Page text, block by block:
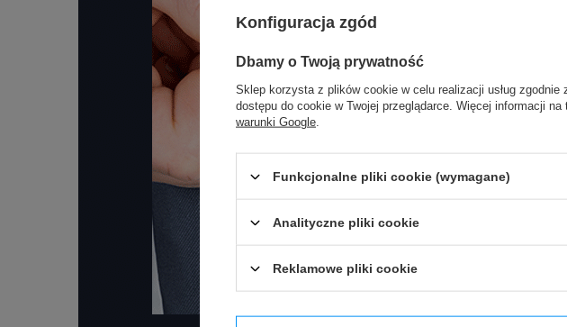
Konfiguracja zgód
Dbamy o Twoją prywatność
Sklep korzysta z plików cookie w celu realizacji usług zgodnie
dostępu do cookie w Twojej przeglądarce. Więcej informacji
warunki Google
Funkcjonalne pliki cookie (wymagane)
Analityczne pliki cookie
Reklamowe pliki cookie